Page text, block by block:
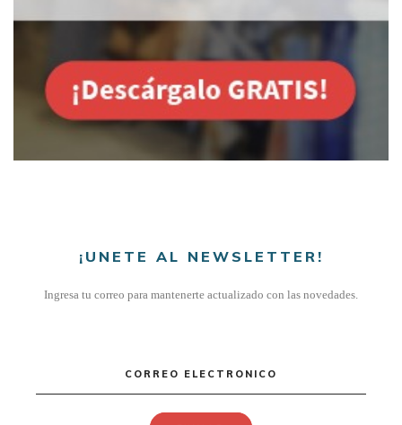
¡UNETE AL NEWSLETTER!
Ingresa tu correo para mantenerte actualizado con las novedades.
CORREO ELECTRONICO